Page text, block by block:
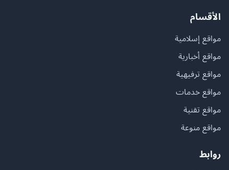
الأقسام
مواقع إسلامية
مواقع أخبارية
مواقع ترفيهية
مواقع خدمات
مواقع تقنية
مواقع منوعة
روابط